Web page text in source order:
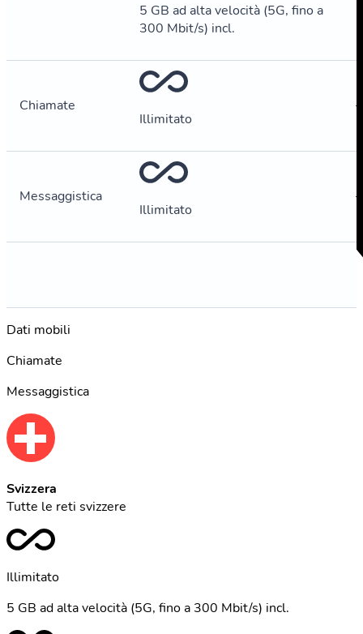
5 GB ad alta velocità (5G, fino a
300 Mbit/s) incl.
Chiamate
Illimitato
–
Messaggistica
Illimitato
–
Dati mobili
Chiamate
Messaggistica
Svizzera
Tutte le reti svizzere
Illimitato
5 GB ad alta velocità (5G, fino a 300 Mbit/s) incl.